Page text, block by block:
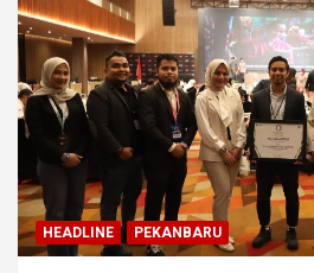
HEADLINE PEKANBARU